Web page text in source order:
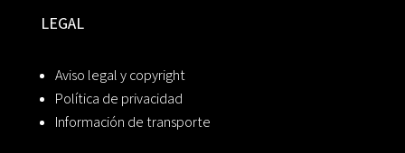
LEGAL
Aviso legal y copyright
Política de privacidad
Información de transporte